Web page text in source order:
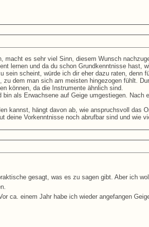
macht es sehr viel Sinn, diesem Wunsch
lernen und da du schon Grundkenntnisse hast,
sein scheint, würde ich dir eher dazu raten, denn
dem man sich am meisten hingezogen fühlt.
können, da die Instrumente ähnlich sind.
als Erwachsene auf Geige umgestiegen. Nach
kannst, hängt davon ab, wie anspruchsvoll das
deine Vorkenntnisse noch abrufbar sind und wie
gesagt, was es zu sagen gibt. Aber ich
ca. einem Jahr habe ich wieder angefangen